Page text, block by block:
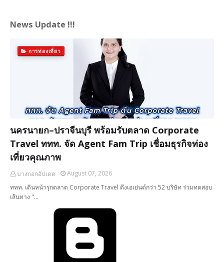
News Update !!!
การท่องเที่ยว
นครนายก–ปราจีนบุรี พร้อมรับตลาด Corporate
Travel ททท. จัด Agent Fam Trip เชื่อมธุรกิจท่อง
เที่ยวคุณภาพ
บางกอกอัปเดต
August 07, 2026
ททท. เดินหน้ารุกตลาด Corporate Travel ดึงเอเย่นต์กว่า 52 บริษัท ร่วมทดสอบ
เส้นทาง "…